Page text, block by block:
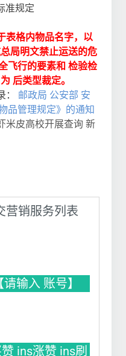
准规定
表格内物品名字，以
局明文禁止运送的危
飞行的要素和 检验检
后类型裁定。
邮政局 公安部 安
品管理规定》的通知
米皮高校开展查询 新
营销服务列表
输入 账号】
ins刷赞
ins涨赞 ins刷